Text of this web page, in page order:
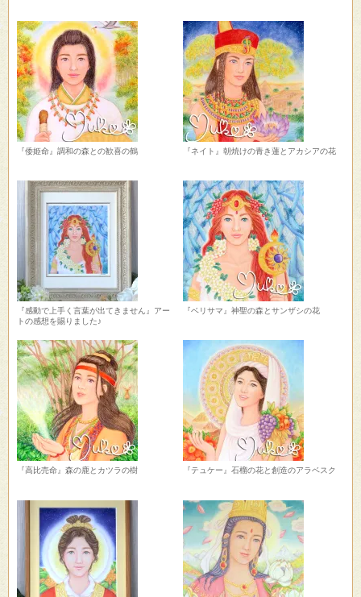
『倭姫命』調和の森との歓喜の鶴 『ネイト』朝焼けの青き蓮とアカシアの花
『感動で上手く言葉が出てきません』アー
トの感想を賜りました♪
『ベリサマ』神聖の森とサンザシの花
『高比売命』森の鹿とカツラの樹 『テュケー』石榴の花と創造のアラベスク